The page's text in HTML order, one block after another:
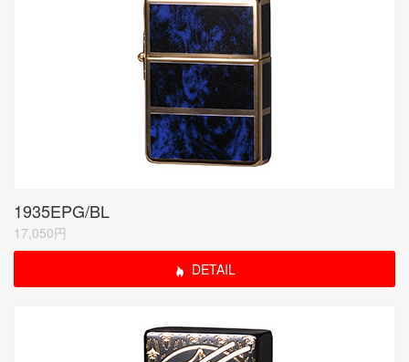
1935EPG/BL
17,050円
DETAIL